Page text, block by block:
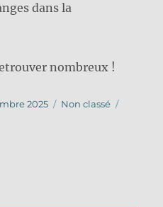
dans la
nombreux !
2025 Catégories
Non classé